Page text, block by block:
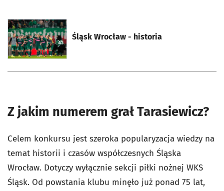
Śląsk Wrocław - historia
otworzy się w nowej karcie
Z jakim numerem grał Tarasiewicz?
Celem konkursu jest szeroka popularyzacja wiedzy na
temat historii i czasów współczesnych Śląska
Wrocław. Dotyczy wyłącznie sekcji piłki nożnej WKS
Śląsk. Od powstania klubu minęło już ponad 75 lat,